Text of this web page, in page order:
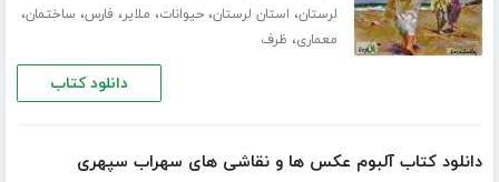
لرستان، استان لرستان،حیوانات، ملایر، فارس، ساختمان،
معماری، ظرف
دانلود کتاب
دانلود کتاب آلبوم عکس ها و نقاشی های سهراب سپهری